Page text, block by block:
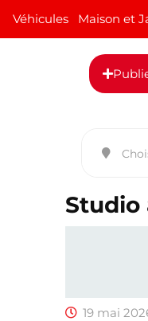
Véhicules Maison et
Studio
19 mai